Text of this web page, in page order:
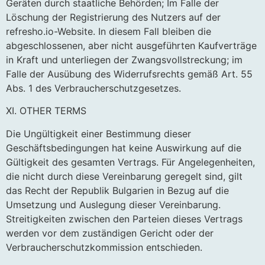
Geräten durch staatliche Behörden; Im Falle der
Löschung der Registrierung des Nutzers auf der
refresho.io-Website. In diesem Fall bleiben die
abgeschlossenen, aber nicht ausgeführten Kaufverträge
in Kraft und unterliegen der Zwangsvollstreckung; im
Falle der Ausübung des Widerrufsrechts gemäß Art. 55
Abs. 1 des Verbraucherschutzgesetzes.
XI. OTHER TERMS
Die Ungültigkeit einer Bestimmung dieser
Geschäftsbedingungen hat keine Auswirkung auf die
Gültigkeit des gesamten Vertrags. Für Angelegenheiten,
die nicht durch diese Vereinbarung geregelt sind, gilt
das Recht der Republik Bulgarien in Bezug auf die
Umsetzung und Auslegung dieser Vereinbarung.
Streitigkeiten zwischen den Parteien dieses Vertrags
werden vor dem zuständigen Gericht oder der
Verbraucherschutzkommission entschieden.